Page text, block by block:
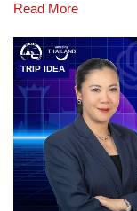
Read More
TRIP IDEA